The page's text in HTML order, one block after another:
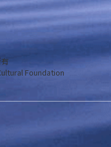
Foundation